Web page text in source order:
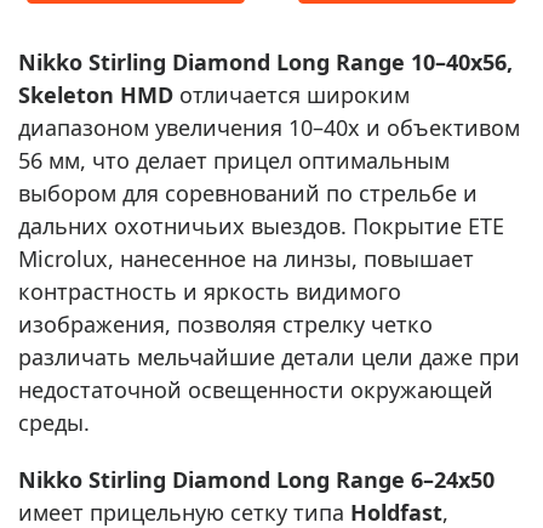
Nikko Stirling Diamond Long Range 10–40x56,
Skeleton HMD отличается широким
диапазоном увеличения 10–40x и объективом
56 мм, что делает прицел оптимальным
выбором для соревнований по стрельбе и
дальних охотничьих выездов. Покрытие ETE
Microlux, нанесенное на линзы, повышает
контрастность и яркость видимого
изображения, позволяя стрелку четко
различать мельчайшие детали цели даже при
недостаточной освещенности окружающей
среды.
Nikko Stirling Diamond Long Range 6–24x50
имеет прицельную сетку типа Holdfast,